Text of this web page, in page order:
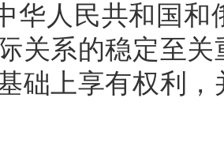
华人民共和国
关系的稳定至
础上享有权利